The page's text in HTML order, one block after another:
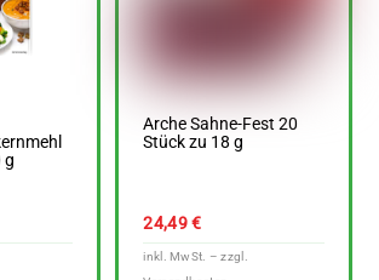
g
Arche Sahne-Fest 20
Stück zu 18 g
24,49€